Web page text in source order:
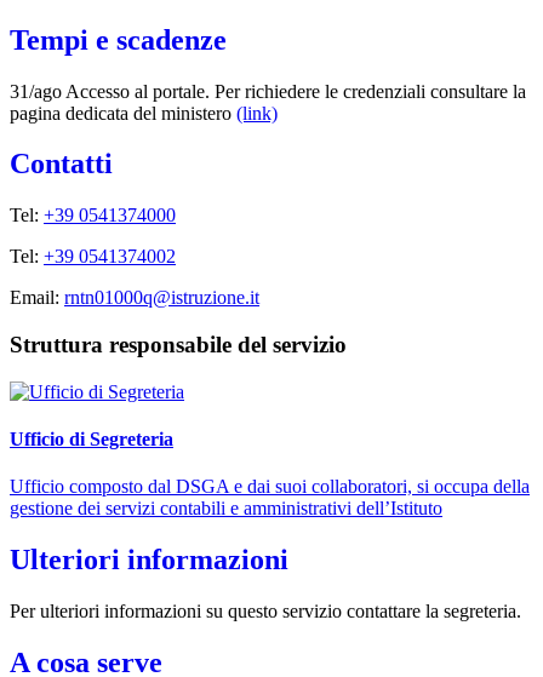
Tempi e scadenze
31/ago Accesso al portale. Per richiedere le credenziali consultare la
pagina dedicata del ministero (link)
Contatti
Tel: +39 0541374000
Tel: +39 0541374002
Email: rntn01000q@istruzione.it
Struttura responsabile del servizio
Ufficio di Segreteria
Ufficio composto dal DSGA e dai suoi collaboratori, si occupa della
gestione dei servizi contabili e amministrativi dell’Istituto
Ulteriori informazioni
Per ulteriori informazioni su questo servizio contattare la segreteria.
A cosa serve